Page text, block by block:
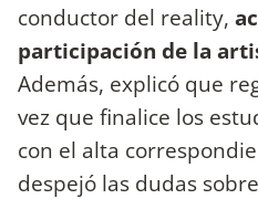
conductor del reality,
participación de la
Además, explicó que
vez que finalice los
con el alta
despejó las dudas